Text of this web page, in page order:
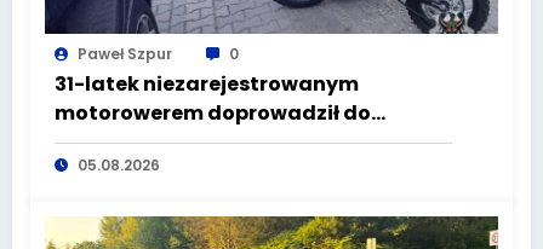
Paweł Szpur 0
31-latek niezarejestrowanym
motorowerem doprowadził do
wypadku będąc pod wpływem
alkoholu
05.08.2026